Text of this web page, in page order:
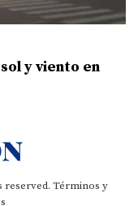
y viento en
reserved. Términos y